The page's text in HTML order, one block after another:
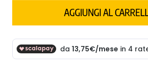
AGGIUNGI AL